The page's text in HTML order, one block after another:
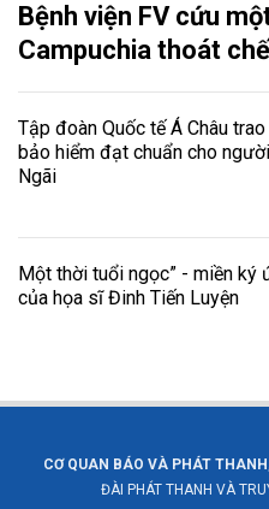
Bệnh viện FV cứu
Campuchia thoát
Tập đoàn Quốc tế Á Châu
bảo hiểm đạt chuẩn cho
Ngãi
Một thời tuổi ngọc” - miền ký
của họa sĩ Đinh Tiến Luyện
CƠ QUAN BÁO VÀ PHÁT
ĐÀI PHÁT THANH VÀ